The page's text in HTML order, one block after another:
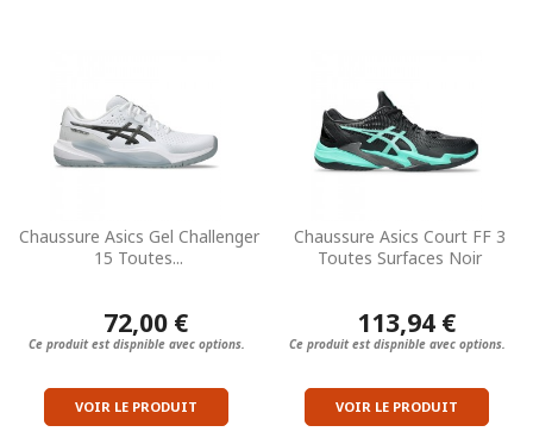
Chaussure Asics Gel Challenger
15 Toutes...
72,00 €
Ce produit est dispnible avec options.
VOIR LE PRODUIT
Chaussure Asics Court FF 3
Toutes Surfaces Noir
113,94 €
Ce produit est dispnible avec options.
VOIR LE PRODUIT